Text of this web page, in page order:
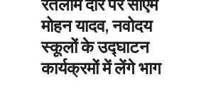
मोहन यादव, नवोदय
स्कूलों के उद्घाटन
कार्यक्रमों में लेंगे भाग